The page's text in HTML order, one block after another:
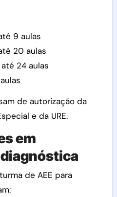
9 aulas
20 aulas
24 aulas
de autorização da
e da URE.
em
de AEE para